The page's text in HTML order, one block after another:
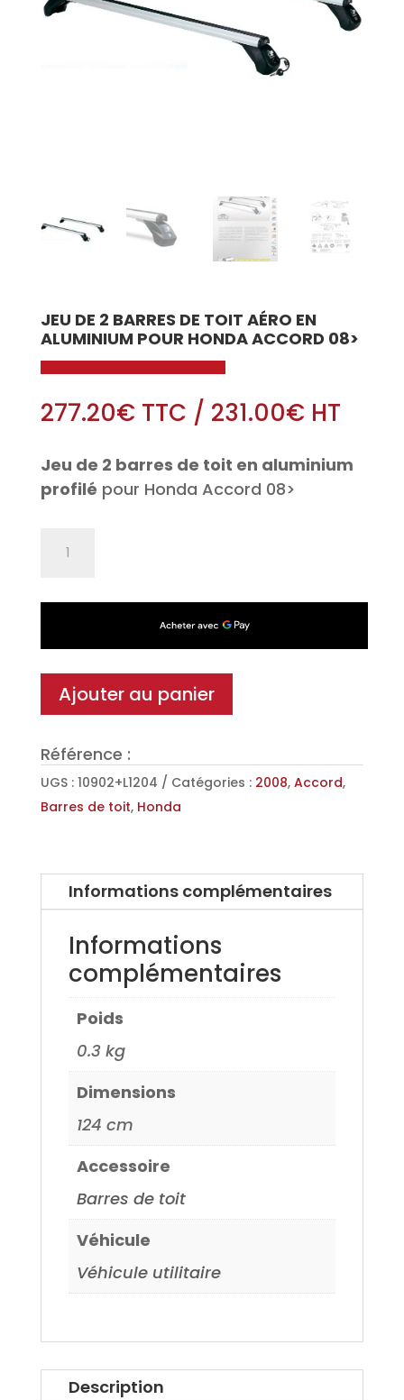
JEU DE 2 BARRES DE TOIT AÉRO EN
ALUMINIUM POUR HONDA ACCORD 08>
277.20€TTC / 231.00€HT
Jeu de 2 barres de toit en aluminium
profilé pour Honda Accord 08>
toit
en
Aluminium
pour
08>
Ajouter au panier
Référence :
UGS : 10902+L1204 Catégories : 2008, Accord,
Barres de toit, Honda
Informations complémentaires
Informations
complémentaires
Poids
0.3 kg
Dimensions
124 cm
Accessoire
Barres de toit
Véhicule
Véhicule utilitaire
Description